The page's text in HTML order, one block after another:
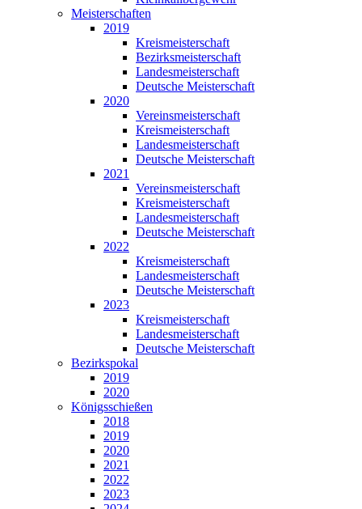
Meisterschaften
2019
Kreismeisterschaft
Bezirksmeisterschaft
Landesmeisterschaft
Deutsche Meisterschaft
2020
Vereinsmeisterschaft
Kreismeisterschaft
Landesmeisterschaft
Deutsche Meisterschaft
2021
Vereinsmeisterschaft
Kreismeisterschaft
Landesmeisterschaft
Deutsche Meisterschaft
2022
Kreismeisterschaft
Landesmeisterschaft
Deutsche Meisterschaft
2023
Kreismeisterschaft
Landesmeisterschaft
Deutsche Meisterschaft
Bezirkspokal
2019
2020
Königsschießen
2018
2019
2020
2021
2022
2023